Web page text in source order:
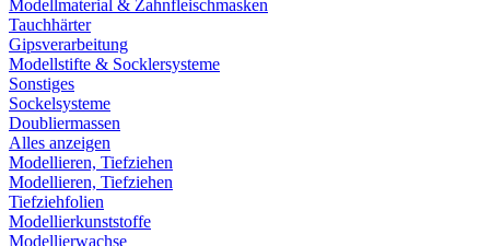
Modellmaterial & Zahnfleischmasken
Tauchhärter
Gipsverarbeitung
Modellstifte & Socklersysteme
Sonstiges
Sockelsysteme
Doubliermassen
Alles anzeigen
Modellieren, Tiefziehen
Modellieren, Tiefziehen
Tiefziehfolien
Modellierkunststoffe
Modellierwachse